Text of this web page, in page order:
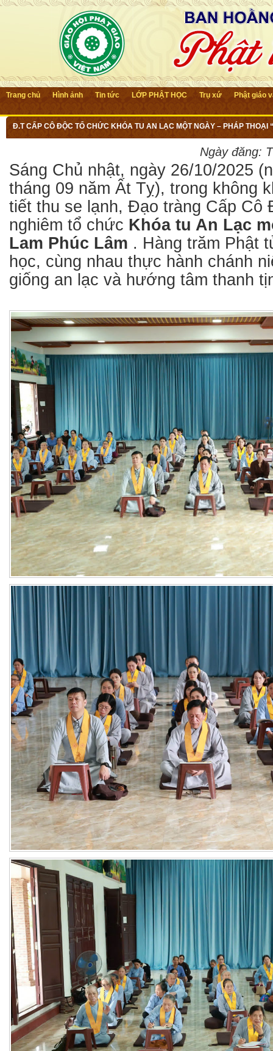
Trang chủ Hình ảnh Tin tức LỚP PHẬT HỌC Trụ xứ Phật giáo
Đ.T CẤP CÔ ĐỘC TỔ CHỨC KHÓA TU AN LẠC MỘT NGÀY – PHÁP THOẠI
Ngày đăng:
Sáng Chủ nhật, ngày 26/10/2025
tháng 09 năm Ất Tỵ), trong không
tiết thu se lạnh, Đạo tràng Cấp Cô
nghiêm tổ chức Khóa tu An Lạc
Lam Phúc Lâm . Hàng trăm Phật
học, cùng nhau thực hành chánh
giống an lạc và hướng tâm thanh